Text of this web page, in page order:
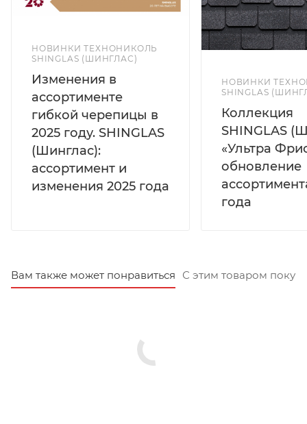
НОВИНКИ ТЕХНОНИКОЛЬ
SHINGLAS (ШИНГЛАС)
Изменения в
ассортименте
гибкой черепицы в
2025 году. SHINGLAS
(Шинглас):
ассортимент и
изменения 2025 года
НОВИНКИ
SHINGLAS
Коллекция
SHINGLAS
«Ультра
обновление
года
Вам также может понравиться С этим товаром